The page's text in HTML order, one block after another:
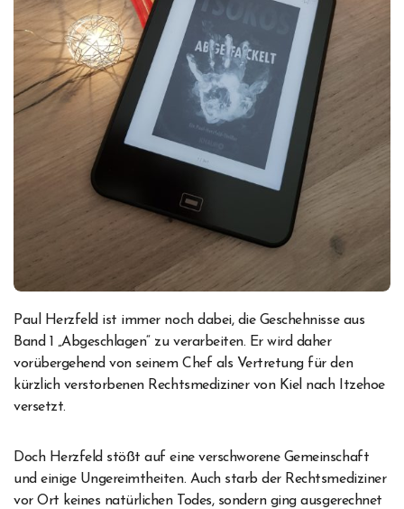
Paul Herzfeld ist immer noch dabei, die Geschehnisse aus
Band 1 „Abgeschlagen“ zu verarbeiten. Er wird daher
vorübergehend von seinem Chef als Vertretung für den
kürzlich verstorbenen Rechtsmediziner von Kiel nach Itzehoe
versetzt.
Doch Herzfeld stößt auf eine verschworene Gemeinschaft
und einige Ungereimtheiten. Auch starb der Rechtsmediziner
vor Ort keines natürlichen Todes, sondern ging ausgerechnet